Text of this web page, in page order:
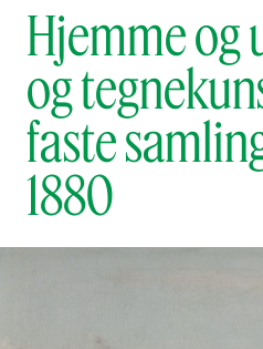
Hjemme og
og
faste
1880